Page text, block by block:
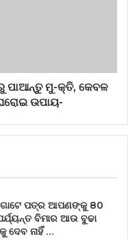
ପାଆନ୍ତୁ ମୁ-କ୍ତି, କେବଳ
ଉପାୟ-
ପତ୍ର ଆପଣଙ୍କୁ 80
ବିମାର ଆଉ ବୁଢା
ଦେବ ନାହିଁ …